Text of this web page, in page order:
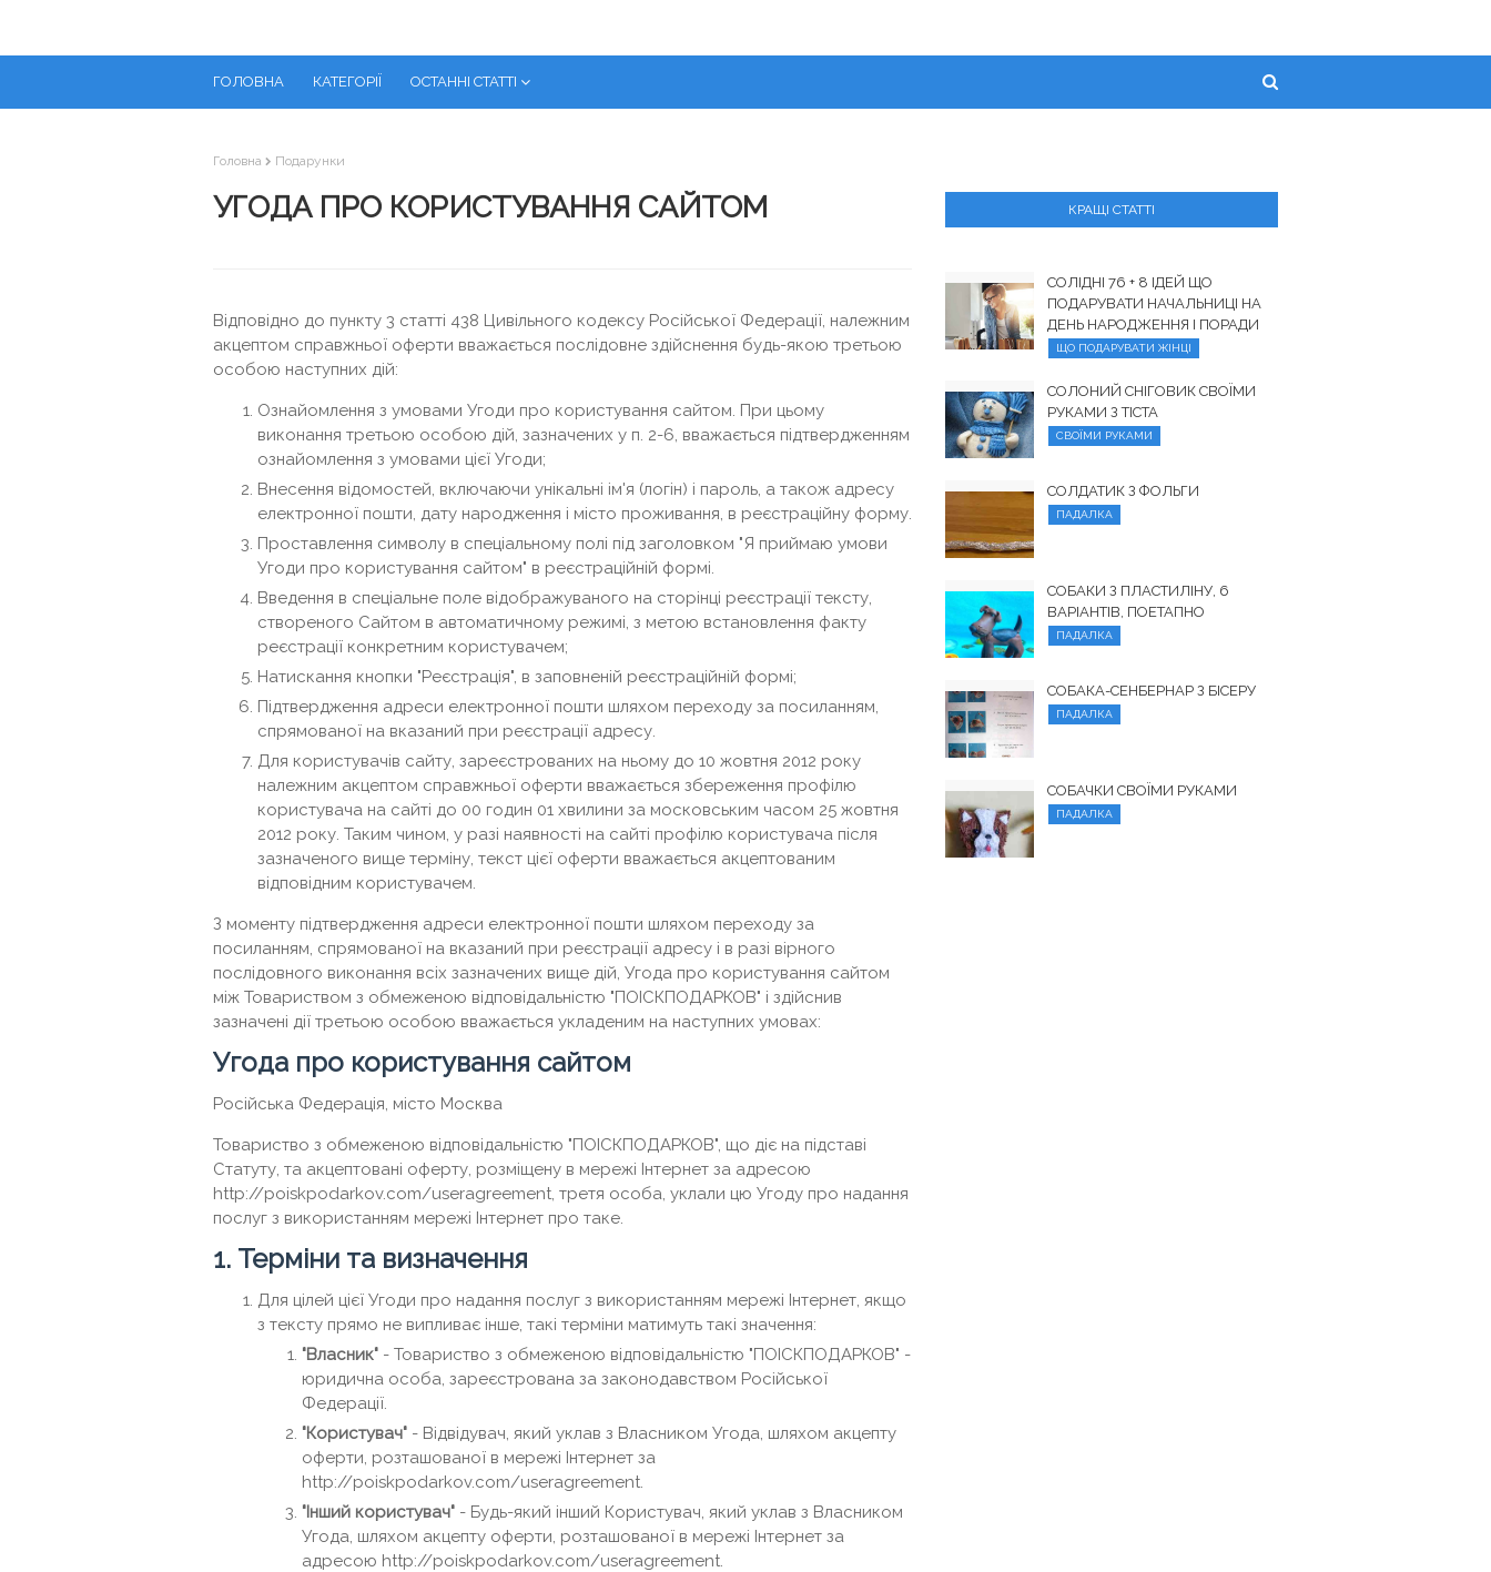
ГОЛОВНА КАТЕГОРІЇ ОСТАННІ СТАТТІ
Головна Подарунки
УГОДА ПРО КОРИСТУВАННЯ САЙТОМ
Відповідно до пункту 3 статті 438 Цивільного кодексу Російської Федерації, належним
акцептом справжньої оферти вважається послідовне здійснення будь-якою третьою
особою наступних дій:
Ознайомлення з умовами Угоди про користування сайтом. При цьому
виконання третьою особою дій, зазначених у п. 2-6, вважається підтвердженням
ознайомлення з умовами цієї Угоди;
Внесення відомостей, включаючи унікальні ім'я (логін) і пароль, а також адресу
електронної пошти, дату народження і місто проживання, в реєстраційну форму.
Проставлення символу в спеціальному полі під заголовком "Я приймаю умови
Угоди про користування сайтом" в реєстраційній формі.
Введення в спеціальне поле відображуваного на сторінці реєстрації тексту,
створеного Сайтом в автоматичному режимі, з метою встановлення факту
реєстрації конкретним користувачем;
Натискання кнопки "Реєстрація", в заповненій реєстраційній формі;
Підтвердження адреси електронної пошти шляхом переходу за посиланням,
спрямованої на вказаний при реєстрації адресу.
Для користувачів сайту, зареєстрованих на ньому до 10 жовтня 2012 року
належним акцептом справжньої оферти вважається збереження профілю
користувача на сайті до 00 годин 01 хвилини за московським часом 25 жовтня
2012 року. Таким чином, у разі наявності на сайті профілю користувача після
зазначеного вище терміну, текст цієї оферти вважається акцептованим
відповідним користувачем.
З моменту підтвердження адреси електронної пошти шляхом переходу за
посиланням, спрямованої на вказаний при реєстрації адресу і в разі вірного
послідовного виконання всіх зазначених вище дій, Угода про користування сайтом
між Товариством з обмеженою відповідальністю "ПОІСКПОДАРКОВ" і здійснив
зазначені дії третьою особою вважається укладеним на наступних умовах:
Угода про користування сайтом
Російська Федерація, місто Москва
Товариство з обмеженою відповідальністю "ПОІСКПОДАРКОВ", що діє на підставі
Статуту, та акцептовані оферту, розміщену в мережі Інтернет за адресою
http://poiskpodarkov.com/useragreement, третя особа, уклали цю Угоду про надання
послуг з використанням мережі Інтернет про таке.
1. Терміни та визначення
Для цілей цієї Угоди про надання послуг з використанням мережі Інтернет, якщо
з тексту прямо не випливає інше, такі терміни матимуть такі значення:
"Власник" - Товариство з обмеженою відповідальністю "ПОІСКПОДАРКОВ" -
юридична особа, зареєстрована за законодавством Російської
Федерації.
"Користувач" - Відвідувач, який уклав з Власником Угода, шляхом акцепту
оферти, розташованої в мережі Інтернет за
http://poiskpodarkov.com/useragreement.
"Інший користувач" - Будь-який інший Користувач, який уклав з Власником
Угода, шляхом акцепту оферти, розташованої в мережі Інтернет за
адресою http://poiskpodarkov.com/useragreement.
КРАЩІ СТАТТІ
СОЛІДНІ 76 + 8 ІДЕЙ ЩО
ПОДАРУВАТИ НАЧАЛЬНИЦІ НА
ДЕНЬ НАРОДЖЕННЯ І ПОРАДИ
ЩО ПОДАРУВАТИ ЖІНЦІ
СОЛОНИЙ СНІГОВИК СВОЇМИ
РУКАМИ З ТІСТА
СВОЇМИ РУКАМИ
СОЛДАТИК З ФОЛЬГИ
ПАДАЛКА
СОБАКИ З ПЛАСТИЛІНУ, 6
ВАРІАНТІВ, ПОЕТАПНО
ПАДАЛКА
СОБАКА-СЕНБЕРНАР З БІСЕРУ
ПАДАЛКА
СОБАЧКИ СВОЇМИ РУКАМИ
ПАДАЛКА